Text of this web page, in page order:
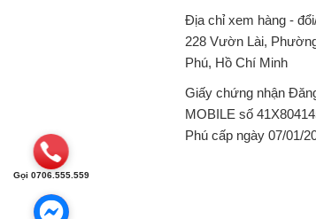
Địa chỉ xem hàng -
228 Vườn Lài,
Phú, Hồ Chí Minh
Giấy chứng nhận
MOBILE số
Phú cấp ngày 07/01/
Gọi 0706.555.559